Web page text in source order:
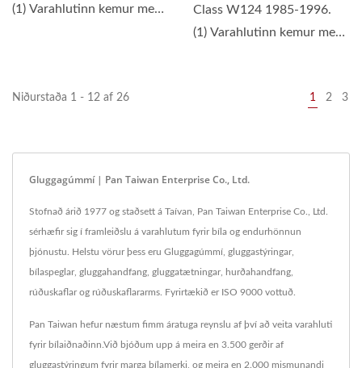
(1) Varahlutinn kemur með
Class W124 1985-1996.
(1) Varahlutinn kemur með
Niðurstaða 1 - 12 af 26 1 2 3
Gluggagúmmí | Pan Taiwan Enterprise Co., Ltd.
Stofnað árið 1977 og staðsett á Taívan, Pan Taiwan Enterprise Co., Ltd.
sérhæfir sig í framleiðslu á varahlutum fyrir bíla og endurhönnun
þjónustu. Helstu vörur þess eru Gluggagúmmí, gluggastýringar,
bílaspeglar, gluggahandfang, gluggatætningar, hurðahandfang,
rúðuskaflar og rúðuskaflararms. Fyrirtækið er ISO 9000 vottuð.
Pan Taiwan hefur næstum fimm áratuga reynslu af því að veita varahluti
fyrir bílaiðnaðinn.Við bjóðum upp á meira en 3.500 gerðir af
gluggastýringum fyrir marga bílamerki, og meira en 2.000 mismunandi